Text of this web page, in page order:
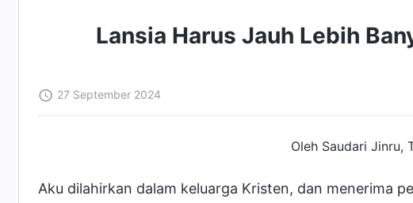
Lansia Harus Jauh Lebih
27 September 2024
Oleh Saudari Jinru,
Aku dilahirkan dalam keluarga Kristen, dan menerima